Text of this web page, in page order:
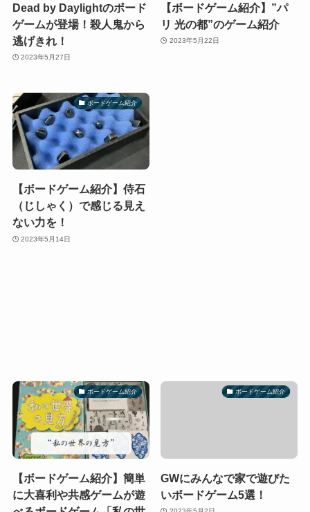
Dead by Daylightのボード
ゲームが登場！殺人鬼から
逃げきれ！
2023年5月27日
【ボードゲーム紹介】”パ
リ 光の都”のゲーム紹介
2023年5月22日
ボードゲーム紹介
【ボードゲーム紹介】侍石
（じしゃく）で感じる見え
ない力を！
2023年5月14日
ボードゲーム紹介
【ボードゲーム紹介】簡単
に大喜利や共感ゲームが遊
ボードゲーム紹介
GWにみんなで家で遊びた
いボードゲーム5選！